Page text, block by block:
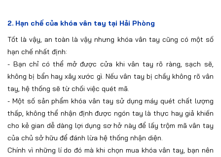
2. Hạn chế của khóa vân tay tại Hải Phòng
Tốt là vậy, an toàn là vậy nhưng khóa vân tay cũng có một số
hạn chế nhất định:
- Bạn chỉ có thể mở được cửa khi vân tay rõ ràng, sạch sẽ,
không bị bẩn hay xây xước gì. Nếu vân tay bị chầy không rõ vân
tay, hệ thống sẽ từ chối việc quét mã.
- Một số sản phẩm khóa vân tay sử dụng máy quét chất lượng
thấp, không thể nhận định được ngón tay là thực hay giả khiến
cho kẻ gian dễ dàng lợi dụng sơ hở này để lấy trộm mã vân tay
của chủ sở hữu để đánh lừa hệ thống nhận diện.
Chính vì những lí do đó mà khi chọn mua khóa vân tay, bạn nên